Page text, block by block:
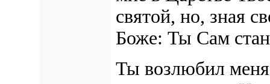
святой, но, зная
Боже: Ты Сам
Ты возлюбил